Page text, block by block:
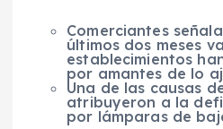
Comerciantes
últimos dos meses
establecimientos
por amantes de lo
Una de las causas
atribuyeron a la
por lámparas de